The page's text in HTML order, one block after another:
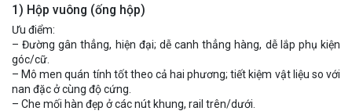
1) Hộp vuông (ống hộp)
Ưu điểm:
– Đường gân thẳng, hiện đại; dễ canh thẳng hàng, dễ lắp phụ kiện
góc/cữ.
– Mô men quán tính tốt theo cả hai phương; tiết kiệm vật liệu so với
nan đặc ở cùng độ cứng.
– Che mối hàn đẹp ở các nút khung, rail trên/dưới.